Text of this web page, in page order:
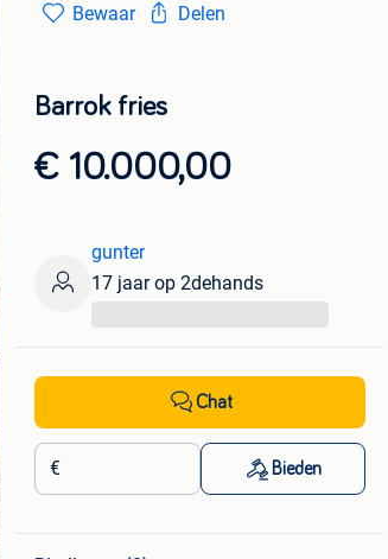
Bewaar Delen
Barrok fries
€ 10.000,00
gunter
17 jaar op 2dehands
Chat
€ Bieden